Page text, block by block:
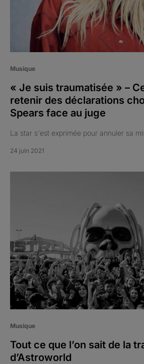
Musique
« Je suis traumatisée » –
retenir des déclarations
Spears face au juge
La star s'est exprimée pour annuler sa
24 juin 2021
Musique
Tout ce que l’on sait de la
d’Astroworld